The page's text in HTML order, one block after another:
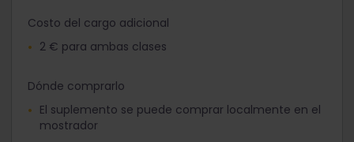
Costo del cargo adicional
2 € para ambas clases
Dónde comprarlo
El suplemento se puede comprar localmente en el
mostrador